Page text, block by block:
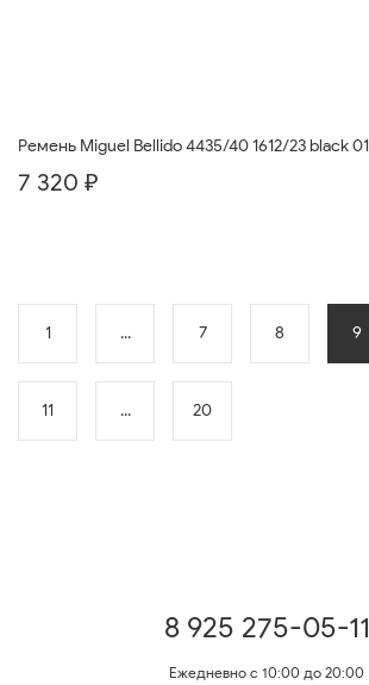
Ремень Miguel Bellido 4435/40 1612/23 black 01
7 320 ₽
1 ... 7 8 9
11 ... 20
8 925 275-05-11
Ежедневно с 10:00 до 20:00